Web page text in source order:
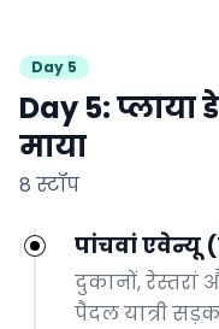
Day 5
Day 5:
माया
8 स्टॉप
पांचवां एवेन्यू
दुकानों,
पैदल यात्री